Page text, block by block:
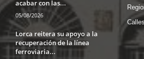
acabar con las...
05/08/2026
Lorca reitera su apoyo a la
recuperación de la línea
ferroviaria...